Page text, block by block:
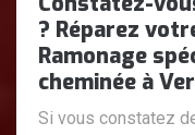
? Réparez
Ramonage
cheminée à
Si vous constatez